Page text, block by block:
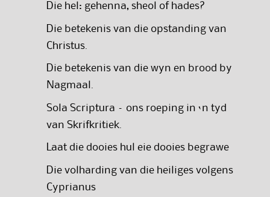
Die hel: gehenna, sheol of hades?
Die betekenis van die opstanding van
Christus.
Die betekenis van die wyn en brood by
Nagmaal.
Sola Scriptura – ons roeping in ‘n tyd
van Skrifkritiek.
Laat die dooies hul eie dooies begrawe
Die volharding van die heiliges volgens
Cyprianus